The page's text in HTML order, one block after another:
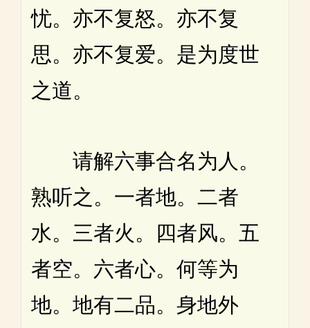
忧。亦不复怒。亦不复
思。亦不复爱。是为度世
之道。
请解六事合名为人。
熟听之。一者地。二者
水。三者火。四者风。五
者空。六者心。何等为
地。地有二品。身地外